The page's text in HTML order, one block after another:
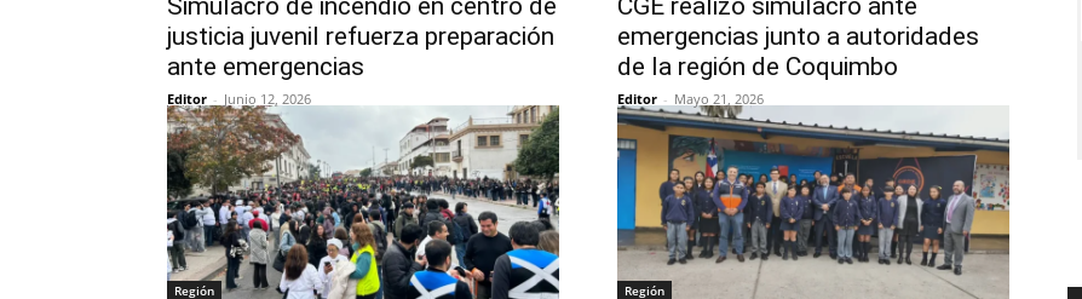
Simulacro de incendio en centro de
justicia juvenil refuerza preparación
ante emergencias
Editor - Junio 12, 2026
CGE realizó simulacro ante
emergencias junto a autoridades
de la región de Coquimbo
Editor - Mayo 21, 2026
Región Región